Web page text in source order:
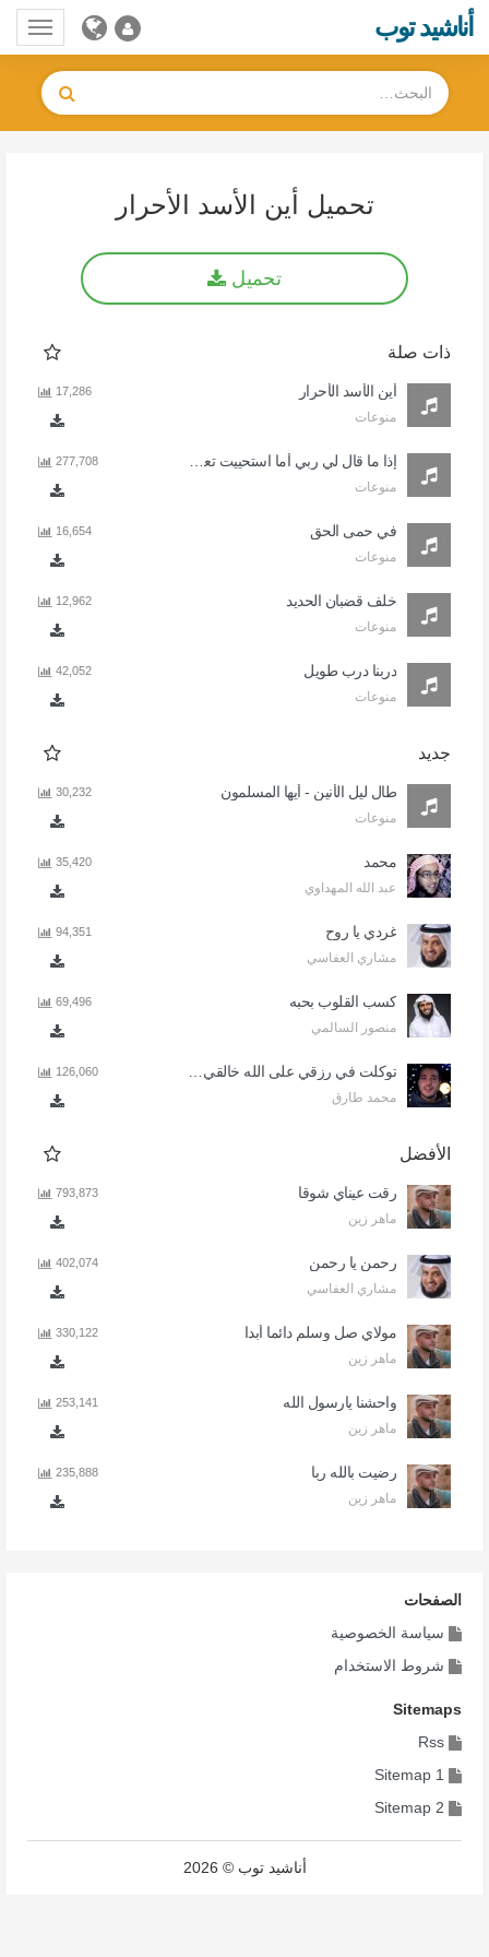
أناشيد توب
تحميل أين الأسد الأحرار
تحميل
ذات صلة
أين الأسد الأحرار
منوعات
17,286
منوعات
277,708
في حمى الحق
منوعات
16,654
خلف قضبان الحديد
منوعات
12,962
دربنا درب طويل
منوعات
42,052
جديد
طال ليل الأنين - أيها المسلمون
منوعات
30,232
محمد
عبد الله المهداوي
35,420
غردي يا روح
مشاري العفاسي
94,351
كسب القلوب بحبه
منصور السالمي
69,496
محمد طارق
126,060
الأفضل
رقت عيناي شوقا
ماهر زين
793,873
رحمن يا رحمن
مشاري العفاسي
402,074
مولاي صل وسلم دائما أبدا
ماهر زين
330,122
واحشنا يارسول الله
ماهر زين
253,141
رضيت بالله ربا
ماهر زين
235,888
الصفحات
سياسة الخصوصية
شروط الاستخدام
Sitemaps
Rss
Sitemap 1
Sitemap 2
أناشيد توب © 2026